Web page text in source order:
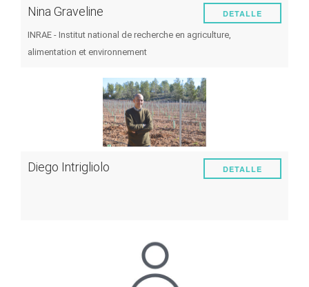
Nina Graveline
INRAE - Institut national de recherche en agriculture,
alimentation et environnement
DETALLE
Diego Intrigliolo DETALLE